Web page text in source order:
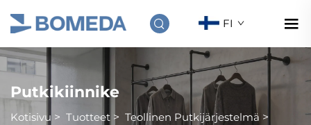
FI
Putkikiinnike
Kotisivu > Tuotteet > Teollinen Putkijärjestelmä >